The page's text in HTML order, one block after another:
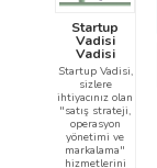
Startup
Vadisi
Vadisi
Startup Vadisi,
sizlere
ihtiyacınız olan
"satış strateji,
operasyon
yönetimi ve
markalama"
hizmetlerini